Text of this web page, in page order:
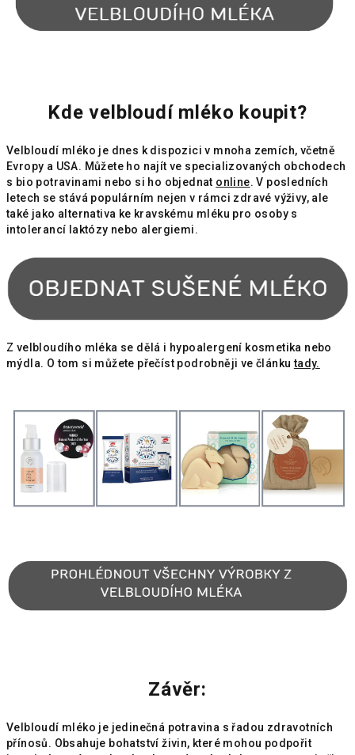
Kde velbloudí mléko koupit?
Velbloudí mléko je dnes k dispozici v mnoha zemích, včetně
Evropy a USA. Můžete ho najít ve specializovaných obchodech
s bio potravinami nebo si ho objednat online. V posledních
letech se stává populárním nejen v rámci zdravé výživy, ale
také jako alternativa ke kravskému mléku pro osoby s
intolerancí laktózy nebo alergiemi.
Z velbloudího mléka se dělá i hypoalergení kosmetika nebo
mýdla. O tom si můžete přečíst podrobněji ve článkutady.
Závěr:
Velbloudí mléko je jedinečná potravina s řadou zdravotních
přínosů. Obsahuje bohatství živin, které mohou podpořit